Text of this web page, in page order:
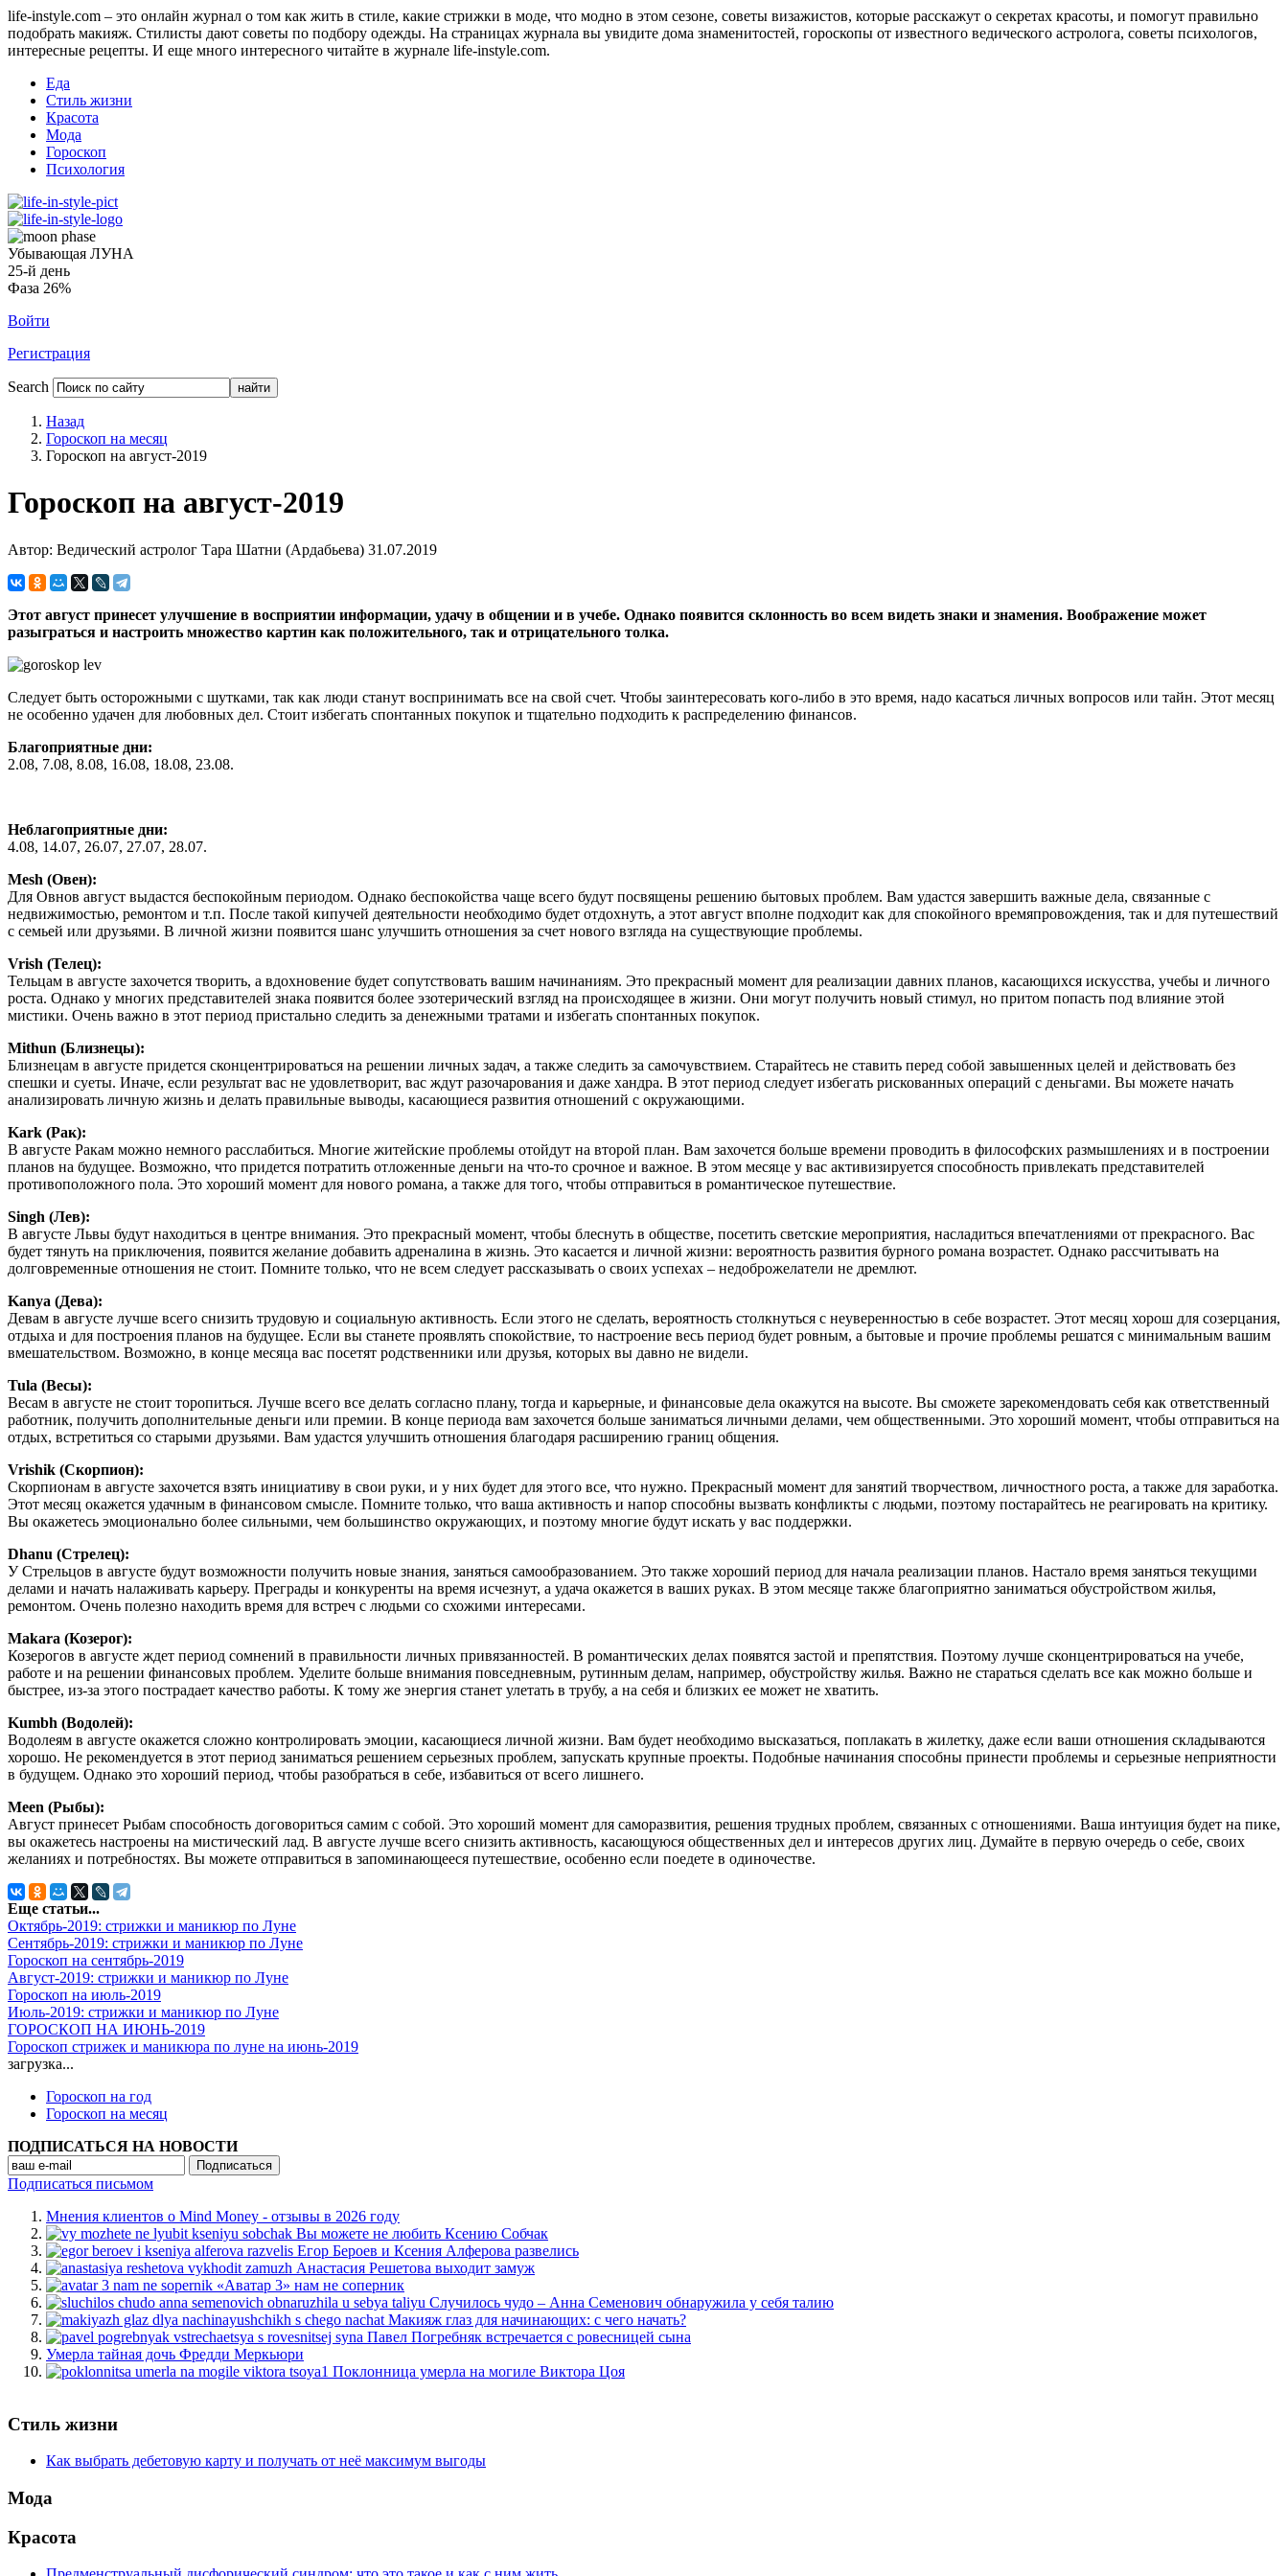
life-instyle.com – это онлайн журнал о том как жить в стиле, какие стрижки в моде, что модно в этом сезоне, советы визажистов, которые расскажут о секретах красоты, и помогут правильно
подобрать макияж. Стилисты дают советы по подбору одежды. На страницах журнала вы увидите дома знаменитостей, гороскопы от известного ведического астролога, советы психологов,
интересные рецепты. И еще много интересного читайте в журнале life-instyle.com.
Еда
Стиль жизни
Красота
Мода
Гороскоп
Психология
Убывающая ЛУНА
25-й день
Фаза 26%
Войти
Регистрация
Search
Назад
Гороскоп на месяц
Гороскоп на август-2019
Гороскоп на август-2019
Автор: Ведический астролог Тара Шатни (Ардабьева) 31.07.2019
Этот август принесет улучшение в восприятии информации, удачу в общении и в учебе. Однако появится склонность во всем видеть знаки и знамения. Воображение может
разыграться и настроить множество картин как положительного, так и отрицательного толка.
Следует быть осторожными с шутками, так как люди станут воспринимать все на свой счет. Чтобы заинтересовать кого-либо в это время, надо касаться личных вопросов или тайн. Этот месяц
не особенно удачен для любовных дел. Стоит избегать спонтанных покупок и тщательно подходить к распределению финансов.
Благоприятные дни:
2.08, 7.08, 8.08, 16.08, 18.08, 23.08.
Неблагоприятные дни:
4.08, 14.07, 26.07, 27.07, 28.07.
Mesh (Овен):
Для Овнов август выдастся беспокойным периодом. Однако беспокойства чаще всего будут посвящены решению бытовых проблем. Вам удастся завершить важные дела, связанные с
недвижимостью, ремонтом и т.п. После такой кипучей деятельности необходимо будет отдохнуть, а этот август вполне подходит как для спокойного времяпровождения, так и для путешествий
с семьей или друзьями. В личной жизни появится шанс улучшить отношения за счет нового взгляда на существующие проблемы.
Vrish (Телец):
Тельцам в августе захочется творить, а вдохновение будет сопутствовать вашим начинаниям. Это прекрасный момент для реализации давних планов, касающихся искусства, учебы и личного
роста. Однако у многих представителей знака появится более эзотерический взгляд на происходящее в жизни. Они могут получить новый стимул, но притом попасть под влияние этой
мистики. Очень важно в этот период пристально следить за денежными тратами и избегать спонтанных покупок.
Mithun (Близнецы):
Близнецам в августе придется сконцентрироваться на решении личных задач, а также следить за самочувствием. Старайтесь не ставить перед собой завышенных целей и действовать без
спешки и суеты. Иначе, если результат вас не удовлетворит, вас ждут разочарования и даже хандра. В этот период следует избегать рискованных операций с деньгами. Вы можете начать
анализировать личную жизнь и делать правильные выводы, касающиеся развития отношений с окружающими.
Kark (Рак):
В августе Ракам можно немного расслабиться. Многие житейские проблемы отойдут на второй план. Вам захочется больше времени проводить в философских размышлениях и в построении
планов на будущее. Возможно, что придется потратить отложенные деньги на что-то срочное и важное. В этом месяце у вас активизируется способность привлекать представителей
противоположного пола. Это хороший момент для нового романа, а также для того, чтобы отправиться в романтическое путешествие.
Singh (Лев):
В августе Львы будут находиться в центре внимания. Это прекрасный момент, чтобы блеснуть в обществе, посетить светские мероприятия, насладиться впечатлениями от прекрасного. Вас
будет тянуть на приключения, появится желание добавить адреналина в жизнь. Это касается и личной жизни: вероятность развития бурного романа возрастет. Однако рассчитывать на
долговременные отношения не стоит. Помните только, что не всем следует рассказывать о своих успехах – недоброжелатели не дремлют.
Kanya (Дева):
Девам в августе лучше всего снизить трудовую и социальную активность. Если этого не сделать, вероятность столкнуться с неуверенностью в себе возрастет. Этот месяц хорош для созерцания,
отдыха и для построения планов на будущее. Если вы станете проявлять спокойствие, то настроение весь период будет ровным, а бытовые и прочие проблемы решатся с минимальным вашим
вмешательством. Возможно, в конце месяца вас посетят родственники или друзья, которых вы давно не видели.
Tula (Весы):
Весам в августе не стоит торопиться. Лучше всего все делать согласно плану, тогда и карьерные, и финансовые дела окажутся на высоте. Вы сможете зарекомендовать себя как ответственный
работник, получить дополнительные деньги или премии. В конце периода вам захочется больше заниматься личными делами, чем общественными. Это хороший момент, чтобы отправиться на
отдых, встретиться со старыми друзьями. Вам удастся улучшить отношения благодаря расширению границ общения.
Vrishik (Скорпион):
Скорпионам в августе захочется взять инициативу в свои руки, и у них будет для этого все, что нужно. Прекрасный момент для занятий творчеством, личностного роста, а также для заработка.
Этот месяц окажется удачным в финансовом смысле. Помните только, что ваша активность и напор способны вызвать конфликты с людьми, поэтому постарайтесь не реагировать на критику.
Вы окажетесь эмоционально более сильными, чем большинство окружающих, и поэтому многие будут искать у вас поддержки.
Dhanu (Стрелец):
У Стрельцов в августе будут возможности получить новые знания, заняться самообразованием. Это также хороший период для начала реализации планов. Настало время заняться текущими
делами и начать налаживать карьеру. Преграды и конкуренты на время исчезнут, а удача окажется в ваших руках. В этом месяце также благоприятно заниматься обустройством жилья,
ремонтом. Очень полезно находить время для встреч с людьми со схожими интересами.
Makarа (Козерог):
Козерогов в августе ждет период сомнений в правильности личных привязанностей. В романтических делах появятся застой и препятствия. Поэтому лучше сконцентрироваться на учебе,
работе и на решении финансовых проблем. Уделите больше внимания повседневным, рутинным делам, например, обустройству жилья. Важно не стараться сделать все как можно больше и
быстрее, из-за этого пострадает качество работы. К тому же энергия станет улетать в трубу, а на себя и близких ее может не хватить.
Kumbh (Водолей):
Водолеям в августе окажется сложно контролировать эмоции, касающиеся личной жизни. Вам будет необходимо высказаться, поплакать в жилетку, даже если ваши отношения складываются
хорошо. Не рекомендуется в этот период заниматься решением серьезных проблем, запускать крупные проекты. Подобные начинания способны принести проблемы и серьезные неприятности
в будущем. Однако это хороший период, чтобы разобраться в себе, избавиться от всего лишнего.
Meen (Рыбы):
Август принесет Рыбам способность договориться самим с собой. Это хороший момент для саморазвития, решения трудных проблем, связанных с отношениями. Ваша интуиция будет на пике,
вы окажетесь настроены на мистический лад. В августе лучше всего снизить активность, касающуюся общественных дел и интересов других лиц. Думайте в первую очередь о себе, своих
желаниях и потребностях. Вы можете отправиться в запоминающееся путешествие, особенно если поедете в одиночестве.
Еще статьи...
Октябрь-2019: стрижки и маникюр по Луне
Сентябрь-2019: стрижки и маникюр по Луне
Гороскоп на cентябрь-2019
Август-2019: стрижки и маникюр по Луне
Гороскоп на июль-2019
Июль-2019: стрижки и маникюр по Луне
ГОРОСКОП НА ИЮНЬ-2019
Гороскоп стрижек и маникюра по луне на июнь-2019
загрузка...
Гороскоп на год
Гороскоп на месяц
ПОДПИСАТЬСЯ НА НОВОСТИ
Подписаться письмом
Мнения клиентов о Mind Money - отзывы в 2026 году
Вы можете не любить Ксению Собчак
Егор Бероев и Ксения Алферова развелись
Анастасия Решетова выходит замуж
«Аватар 3» нам не соперник
Случилось чудо – Анна Семенович обнаружила у себя талию
Макияж глаз для начинающих: с чего начать?
Павел Погребняк встречается с ровесницей сына
Умерла тайная дочь Фредди Меркьюри
Поклонница умерла на могиле Виктора Цоя
Стиль жизни
Как выбрать дебетовую карту и получать от неё максимум выгоды
Мода
Красота